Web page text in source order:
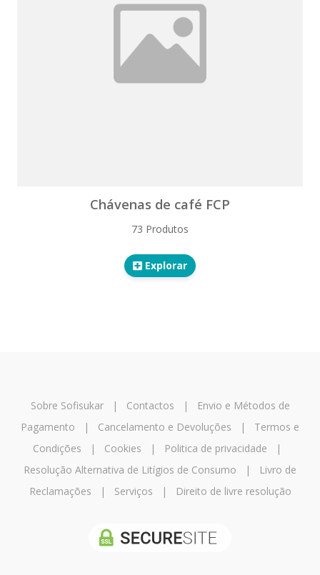
Chávenas de café FCP
73 Produtos
Explorar
Sobre Sofisukar| Contactos |
Envio e Métodos de
Pagamento | Cancelamento e Devoluções | Termos e
Condições | Cookies | Politica de privacidade |
Resolução Alternativa de Litígios de Consumo |
Livro de
Reclamações | Serviços | Direito de livre resolução